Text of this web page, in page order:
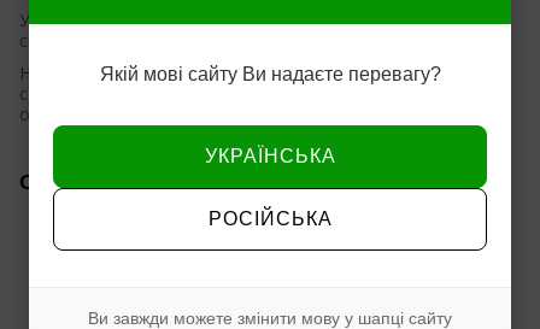
Устойчивость к
свету
Нет
На
самоклеящейся
основе
Отзывы
Якій мові сайту Ви надаєте перевагу?
УКРАЇНСЬКА
РОСІЙСЬКА
Ви завжди можете змінити мову у шапці сайту